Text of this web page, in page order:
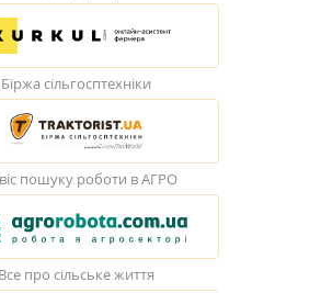
Біржа сільгосптехніки
пошуку роботи в АГРО
Все про сільське життя